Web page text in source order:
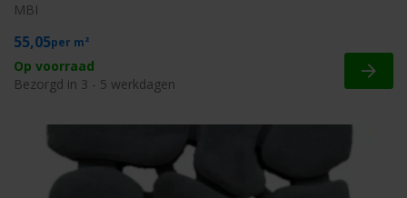
MBI
55,05 m²
Op voorraad
Bezorgd in 3 - 5 werkdagen